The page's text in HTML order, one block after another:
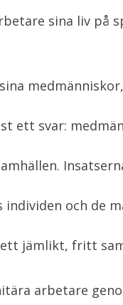
sina liv på
ett svar:
och de
jämlikt, fritt
arbetare